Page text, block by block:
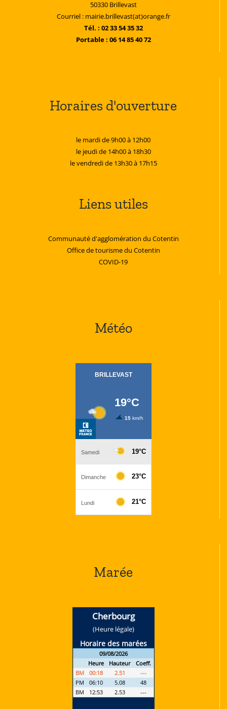
50330 Brillevast
Courriel : mairie.brillevast(at)orange.fr
Tél. : 02 33 54 35 32
Portable : 06 14 85 40 72
Horaires d'ouverture
le mardi de 9h00 à 12h00
le jeudi de 14h00 à 18h30
le vendredi de 13h30 à 17h15
Liens utiles
Communauté d'agglomération du Cotentin
Office de tourisme du Cotentin
COVID-19
Météo
Marée